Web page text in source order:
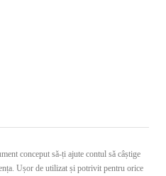
conceput să-ți ajute contul să câștige
Ușor de utilizat și potrivit pentru orice